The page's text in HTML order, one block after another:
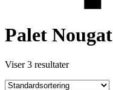
Palet Nougat
Viser 3 resultater